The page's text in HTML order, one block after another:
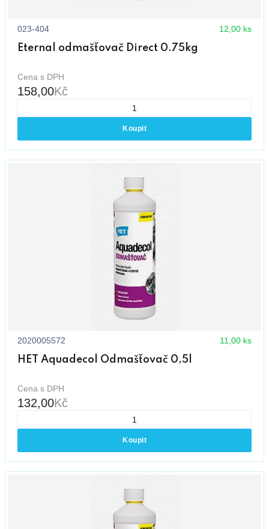
023-404 12,00 ks
Eternal odmašťovač Direct 0.75kg
Cena s DPH
158,00Kč
Koupit
2020005572 11,00 ks
HET Aquadecol Odmašťovač 0,5l
Cena s DPH
132,00Kč
Koupit